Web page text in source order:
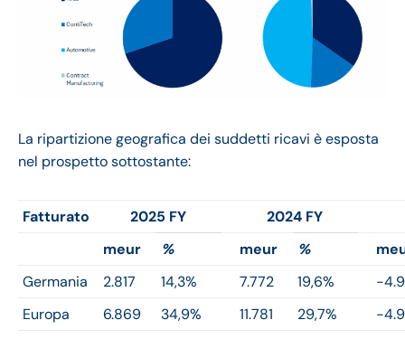
La ripartizione geografica dei suddetti ricavi è esposta
nel prospetto sottostante:
Fatturato 2025 FY
2024 FY
meur
% meur %
Germania
2.817 14,3% 7.772 19,6%
-
Europa
6.869 34,9% 11.781 29,7%
-